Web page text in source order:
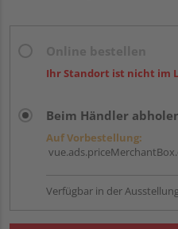
Ihr Standort ist nicht im
Beim Händler
Auf Vorbestellung:
Verfügbar in der